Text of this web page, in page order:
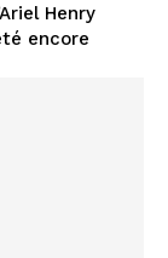
Henry
encore